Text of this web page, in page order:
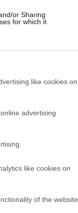
or Sharing
for which it
like cookies on
advertising
like cookies on
of the website
έως την
και
ο
ο